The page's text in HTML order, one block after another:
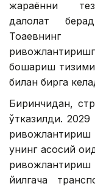
жараённи
далолат
Тоқаевнинг
бошқариш
билан бирга
Биринчидан,
ўтказилди.
унинг асосий
йилгача